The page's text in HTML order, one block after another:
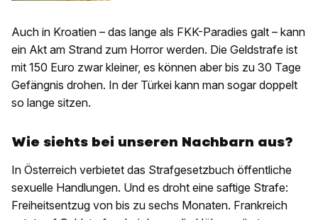
Auch in Kroatien – das lange als FKK-Paradies galt – kann
ein Akt am Strand zum Horror werden. Die Geldstrafe ist
mit 150 Euro zwar kleiner, es können aber bis zu 30 Tage
Gefängnis drohen. In der Türkei kann man sogar doppelt
so lange sitzen.
Wie siehts bei unseren Nachbarn aus?
In Österreich verbietet das Strafgesetzbuch öffentliche
sexuelle Handlungen. Und es droht eine saftige Strafe:
Freiheitsentzug von bis zu sechs Monaten. Frankreich